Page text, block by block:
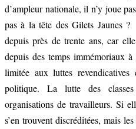
d’ampleur nationale, il n’y joue
pas à la tête des Gilets Jaunes
depuis près de trente ans, car
depuis des temps immémoriaux à
limitée aux luttes
politique. La lutte des
organisations de travailleurs. Si
s’en trouvent discréditées, mais